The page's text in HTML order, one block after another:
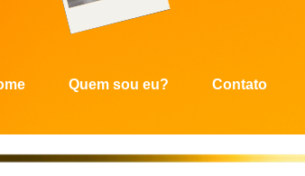
Quem sou eu? Contato